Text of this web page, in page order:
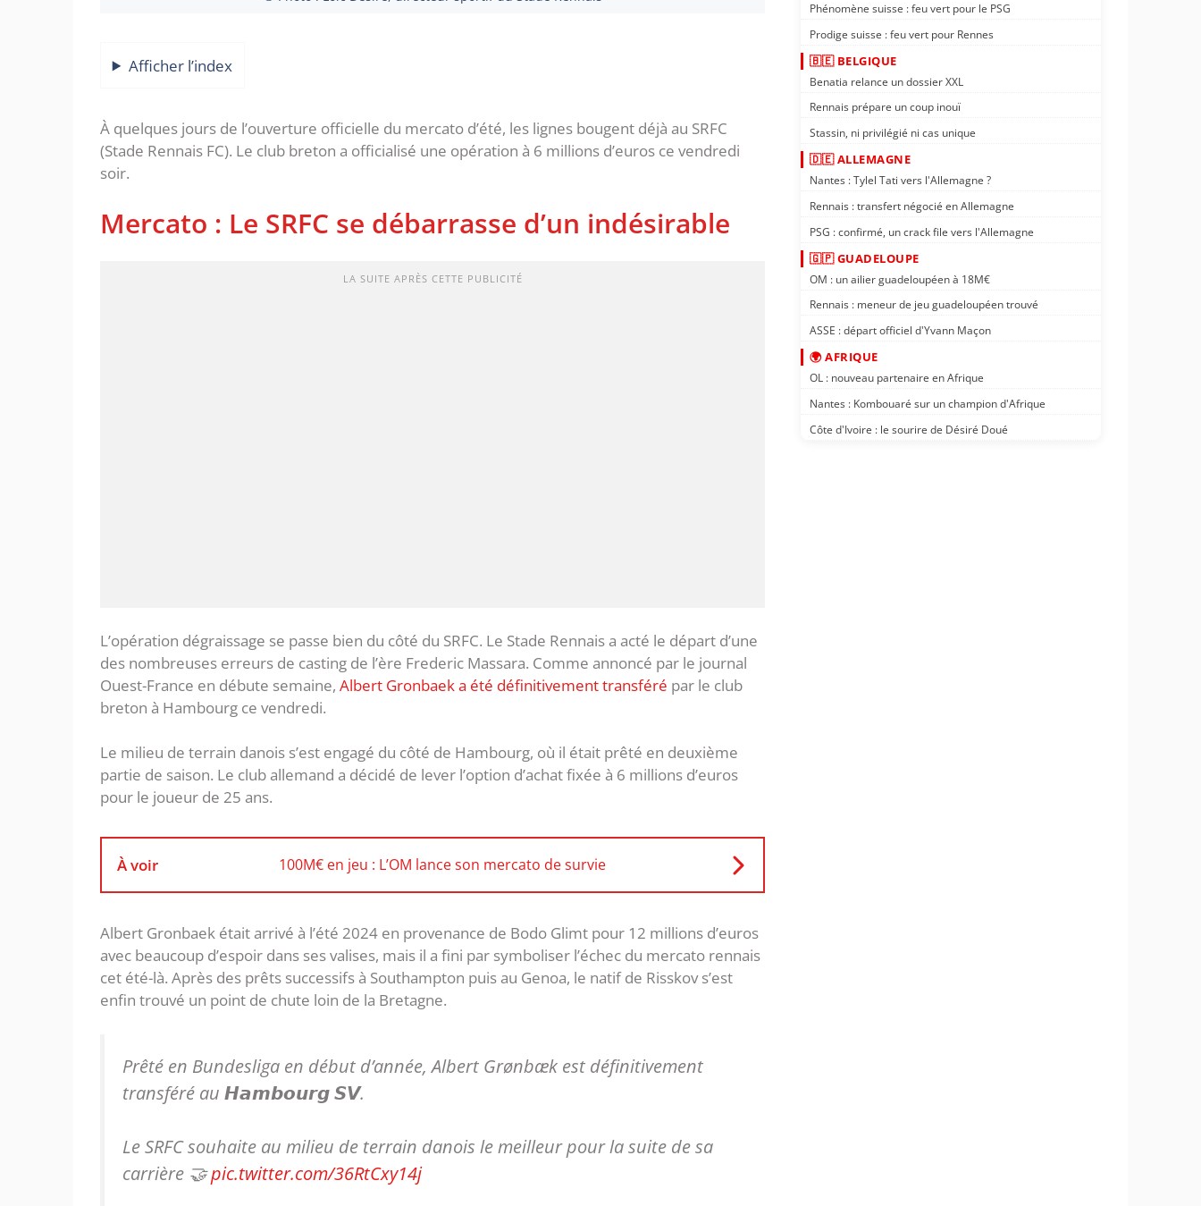
Afficher l’index
À quelques jours de l’ouverture officielle du mercato d’été, les lignes bougent déjà au SRFC
(Stade Rennais FC). Le club breton a officialisé une opération à 6 millions d’euros ce vendredi
soir.
Mercato : Le SRFC se débarrasse d’un indésirable
LA SUITE APRÈS CETTE PUBLICITÉ
L’opération dégraissage se passe bien du côté du SRFC. Le Stade Rennais a acté le départ d’une
des nombreuses erreurs de casting de l’ère Frederic Massara. Comme annoncé par le journal
Ouest-France en débute semaine, Albert Gronbaek a été définitivement transféré par le club
breton à Hambourg ce vendredi.
Le milieu de terrain danois s’est engagé du côté de Hambourg, où il était prêté en deuxième
partie de saison. Le club allemand a décidé de lever l’option d’achat fixée à 6 millions d’euros
pour le joueur de 25 ans.
À voir 100M€ en jeu : L’OM lance son mercato de survie
Albert Gronbaek était arrivé à l’été 2024 en provenance de Bodo Glimt pour 12 millions d’euros
avec beaucoup d’espoir dans ses valises, mais il a fini par symboliser l’échec du mercato rennais
cet été-là. Après des prêts successifs à Southampton puis au Genoa, le natif de Risskov s’est
enfin trouvé un point de chute loin de la Bretagne.
Prêté en Bundesliga en début d’année, Albert Grønbæk est définitivement
transféré au 𝙃𝙖𝙢𝙗𝙤𝙪𝙧𝙜 𝙎𝙑.
Le SRFC souhaite au milieu de terrain danois le meilleur pour la suite de sa
carrière 🤝pic.twitter.com/36RtCxy14j
Phénomène suisse : feu vert pour le PSG
Prodige suisse : feu vert pour Rennes
🇧🇪 BELGIQUE
Benatia relance un dossier XXL
Rennais prépare un coup inouï
Stassin, ni privilégié ni cas unique
🇩🇪 ALLEMAGNE
Nantes : Tylel Tati vers l'Allemagne ?
Rennais : transfert négocié en Allemagne
PSG : confirmé, un crack file vers l'Allemagne
🇬🇵 GUADELOUPE
OM : un ailier guadeloupéen à 18M€
Rennais : meneur de jeu guadeloupéen trouvé
ASSE : départ officiel d'Yvann Maçon
🌍 AFRIQUE
OL : nouveau partenaire en Afrique
Nantes : Kombouaré sur un champion d'Afrique
Côte d'Ivoire : le sourire de Désiré Doué